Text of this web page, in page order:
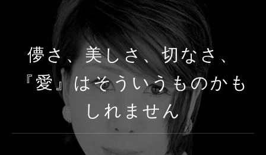
名古屋のJAZZ PIANIST
儚さ、美しさ、切なさ、
『愛』はそういうものかも
しれません